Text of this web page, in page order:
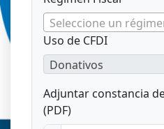
Seleccione un
Uso de CFDI
Donativos
Adjuntar constancia
(PDF)